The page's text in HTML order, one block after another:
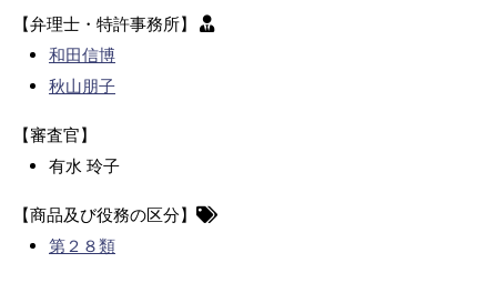
【弁理士・特許事務所】
和田信博
秋山朋子
【審査官】
有水 玲子
【商品及び役務の区分】
第２８類